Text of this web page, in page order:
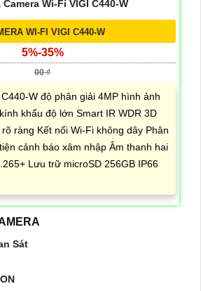
WI-FI VIGI C440-W
5%-35%
00 ₫
W độ phân giải 4MP hình ảnh
khẩu độ lớn Smart IR WDR 3D
ràng Kết nối Wi-Fi không dây Phân
cảnh báo xâm nhập Âm thanh hai
Lưu trữ microSD 256GB IP66
Sát